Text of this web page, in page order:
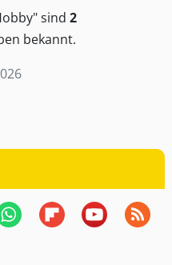
sind 2
bekannt.